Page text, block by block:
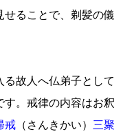
せることで、剃髪の儀
る故人へ仏弟子として
す。戒律の内容はお釈
戒 （さんきかい） 三聚